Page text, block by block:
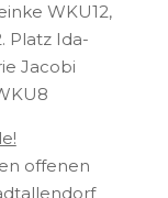
WKU12,
Platz Ida-
Jacobi
offenen